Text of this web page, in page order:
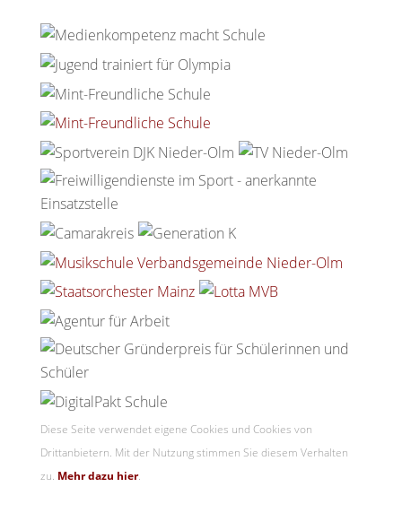
Diese Seite verwendet eigene Cookies und Cookies von
Drittanbietern. Mit der Nutzung stimmen Sie diesem Verhalten
zu. Mehr dazu hier.